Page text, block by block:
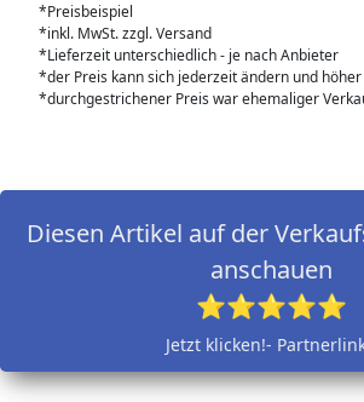
*Preisbeispiel
*inkl. MwSt. zzgl. Versand
*Lieferzeit unterschiedlich - je nach Anbieter
*der Preis kann sich jederzeit ändern und
*durchgestrichener Preis war ehemaliger
Diesen Artikel auf der
anschauen
⭐⭐⭐⭐⭐
Jetzt klicken!-